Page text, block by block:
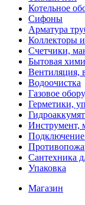
Котельное
Сифоны
Арматура
Коллекторы
Счетчики,
Бытовая
Вентиляция,
Водоочистка
Газовое
Герметики,
Инструмент,
Сантехника
Упаковка
Магазин